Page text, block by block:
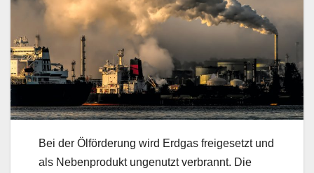
Bei der Ölförderung wird Erdgas freigesetzt und
als Nebenprodukt ungenutzt verbrannt. Die